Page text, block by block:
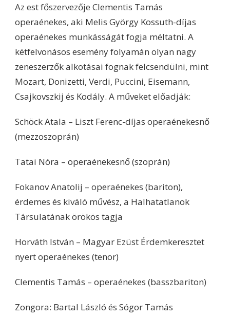
Az est főszervezője Clementis Tamás
operaénekes, aki Melis György Kossuth-díjas
operaénekes munkásságát fogja méltatni. A
kétfelvonásos esemény folyamán olyan nagy
zeneszerzők alkotásai fognak felcsendülni, mint
Mozart, Donizetti, Verdi, Puccini, Eisemann,
Csajkovszkij és Kodály. A műveket előadják:
Schöck Atala – Liszt Ferenc-díjas operaénekesnő
(mezzoszoprán)
Tatai Nóra – operaénekesnő (szoprán)
Fokanov Anatolij – operaénekes (bariton),
érdemes és kiváló művész, a Halhatatlanok
Társulatának örökös tagja
Horváth István – Magyar Ezüst Érdemkeresztet
nyert operaénekes (tenor)
Clementis Tamás – operaénekes (basszbariton)
Zongora: Bartal László és Sógor Tamás